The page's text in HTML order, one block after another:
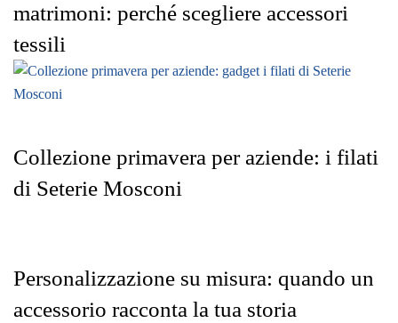
matrimoni: perché scegliere accessori
tessili
Collezione primavera per aziende: i filati
di Seterie Mosconi
Personalizzazione su misura: quando un
accessorio racconta la tua storia